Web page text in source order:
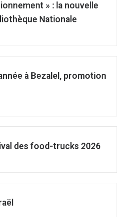
» : la nouvelle
Nationale
à Bezalel, promotion
des food-trucks 2026